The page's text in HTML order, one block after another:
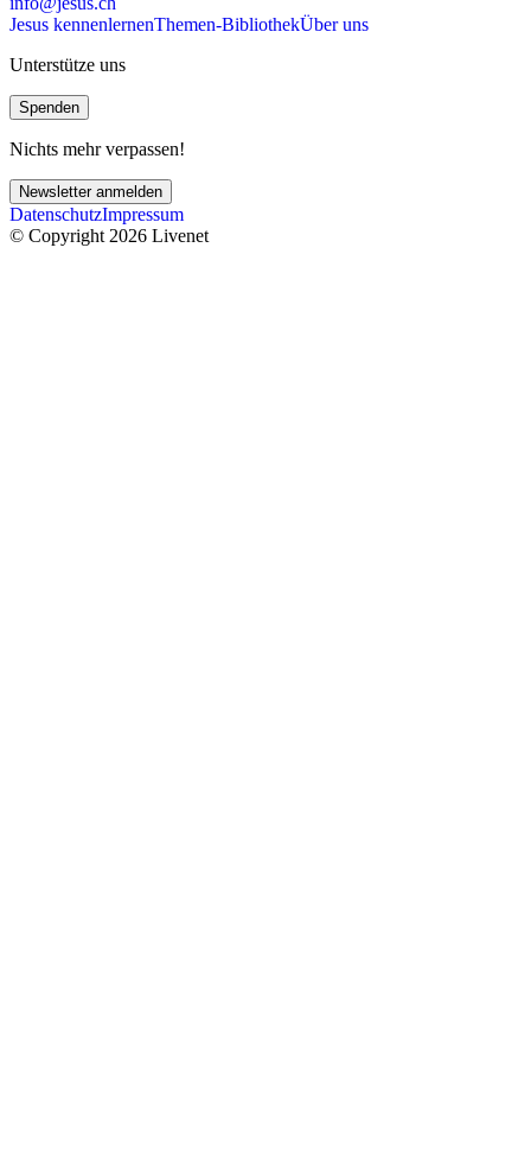
Jesus kennenlernenThemen-BibliothekÜber uns
Unterstütze uns
Spenden
Nichts mehr verpassen!
Newsletter anmelden
DatenschutzImpressum
© Copyright 2026 Livenet